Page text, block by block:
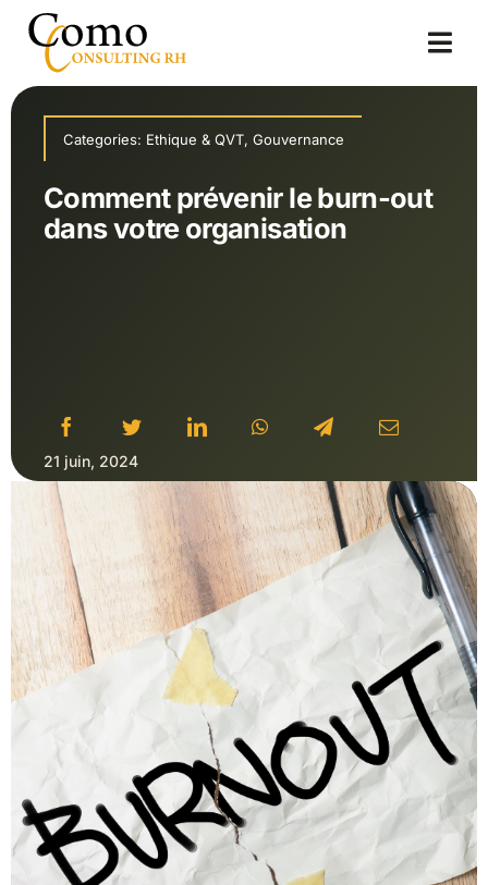
Passer
contenu
Accueil
Solutions
Categories: Ethique & QVT, Gouvernance
Comment prévenir le burn-out
dans votre organisation
21 juin, 2024